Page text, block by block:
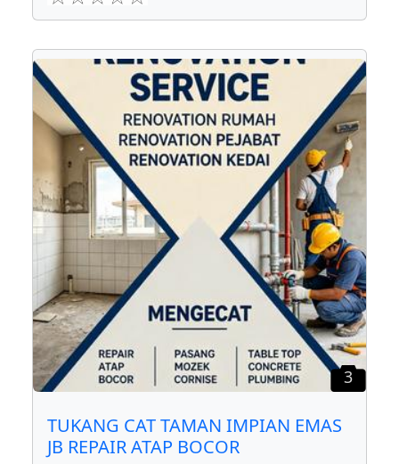
3
TUKANG CAT TAMAN IMPIAN EMAS
JB REPAIR ATAP BOCOR